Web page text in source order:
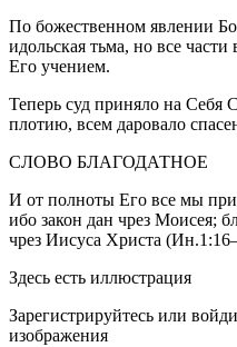
По божественном явлении
идольская тьма, но все
Его учением.
Теперь суд приняло на Себя
плотию, всем даровало
СЛОВО БЛАГОДАТНОЕ
И от полноты Его все мы
ибо закон дан чрез Моисея;
чрез Иисуса Христа
Здесь есть иллюстрация
Зарегистрируйтесь или
изображения